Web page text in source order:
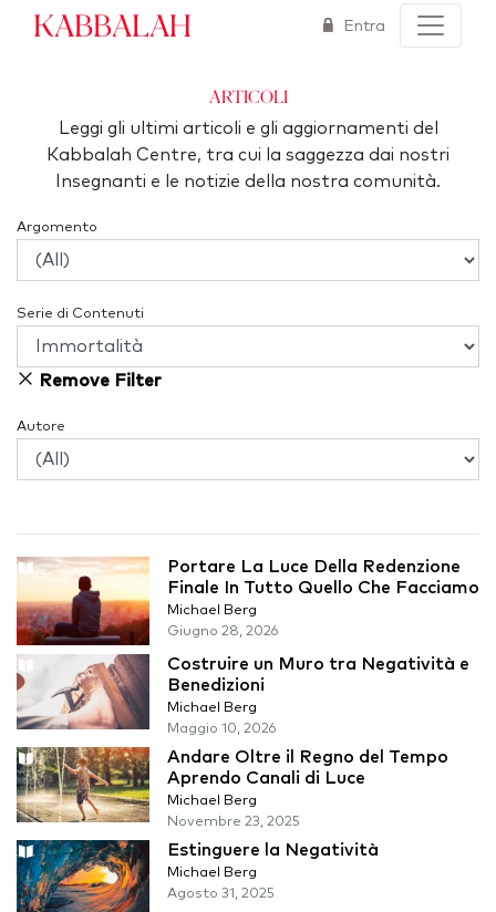
Kabbalah Entra
articoli
Leggi gli ultimi articoli e gli aggiornamenti del
Kabbalah Centre, tra cui la saggezza dai nostri
Insegnanti e le notizie della nostra comunità.
Argomento
Serie di Contenuti
Remove Filter
Autore
Portare La Luce Della Redenzione
Finale In Tutto Quello Che Facciamo
Michael Berg
Giugno 28, 2026
Costruire un Muro tra Negatività e
Benedizioni
Michael Berg
Maggio 10, 2026
Andare Oltre il Regno del Tempo
Aprendo Canali di Luce
Michael Berg
Novembre 23, 2025
Estinguere la Negatività
Michael Berg
Agosto 31, 2025